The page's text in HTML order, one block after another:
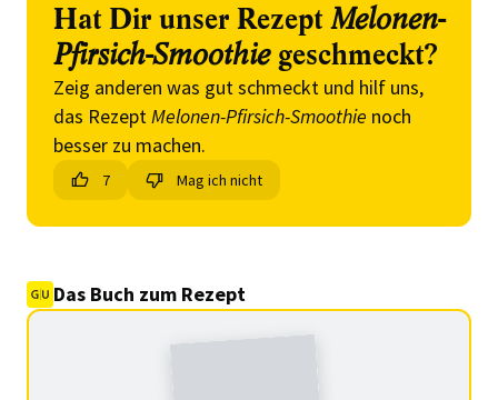
Hat Dir unser Rezept Melonen-
Pfirsich-Smoothiegeschmeckt?
Zeig anderen was gut schmeckt und hilf uns,
das RezeptMelonen-Pfirsich-Smoothie noch
besser zu machen.
7 Mag ich nicht
Das Buch zum Rezept